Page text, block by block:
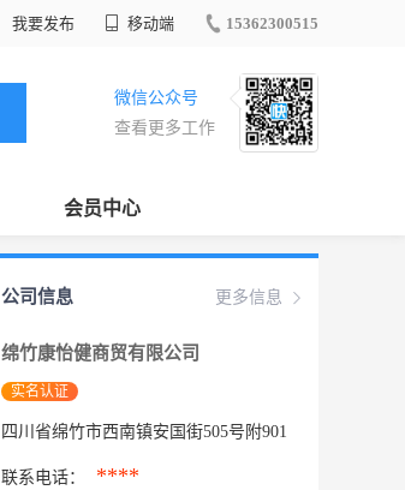
我要发布 移动端 15362300515
微信公众号
查看更多工作
会员中心
更多信息
公司信息
绵竹康怡健商贸有限公司
实名认证
四川省绵竹市西南镇安国街505号附901
联系电话： ****